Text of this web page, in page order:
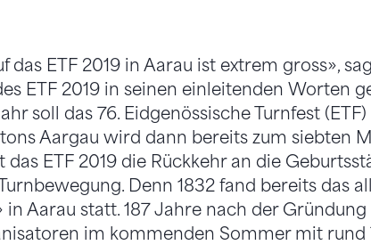
das ETF 2019 in Aarau ist extrem gross»,
ETF 2019 in seinen einleitenden Worten
soll das 76. Eidgenössische Turnfest
Aargau wird dann bereits zum siebten
ETF 2019 die Rückkehr an die
Denn 1832 fand bereits das
in Aarau statt. 187 Jahre nach der
im kommenden Sommer mit rund